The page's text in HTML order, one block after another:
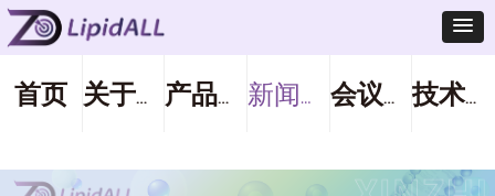
首页 关于我们 产品服务 新闻中心 会议活动 技术支持